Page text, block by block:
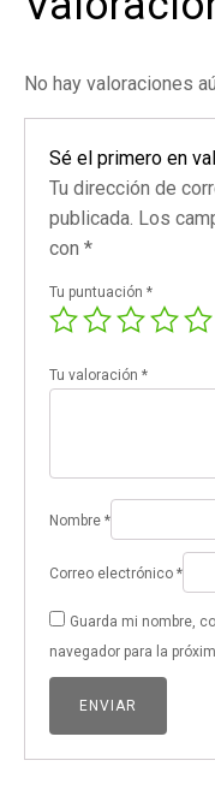
No hay valoraciones
Sé el primero en
Tu dirección de
publicada. Los
con *
Tu puntuación *
Tu valoración *
Nombre *
Correo electrónico *
Guarda mi nombre,
navegador para la